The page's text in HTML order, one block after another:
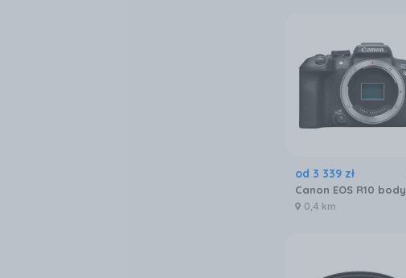
od 3 339 zł
Canon EOS R10 body
0,4 km